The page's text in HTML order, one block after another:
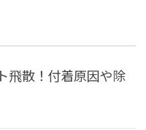
飛散！付着原因や除